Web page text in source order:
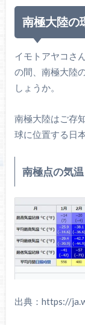
南極大陸の
イモトアヤコさ
の間、南極大陸
しょうか。
南極大陸はご存
球に位置する日
南極点の気温
出典：https://